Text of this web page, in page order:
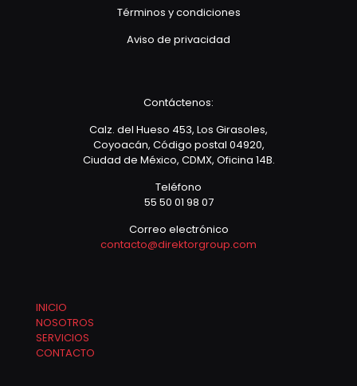
Términos y condiciones
Aviso de privacidad
Contáctenos:
Calz. del Hueso 453, Los Girasoles,
Coyoacán, Código postal 04920,
Ciudad de México, CDMX, Oficina 14B.
Teléfono
55 50 01 98 07
Correo electrónico
contacto@direktorgroup.com
INICIO
NOSOTROS
SERVICIOS
CONTACTO